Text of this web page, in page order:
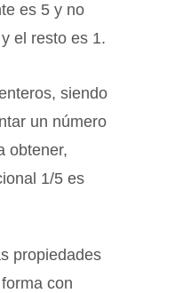
es 5 y no
el resto es 1.
siendo
un número
obtener,
1/5 es
propiedades
con